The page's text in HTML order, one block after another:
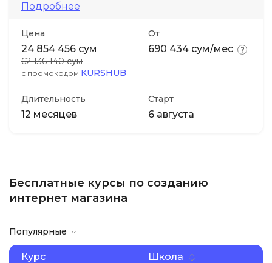
Подробнее
Цена
24 854 456 сум
62 136 140 сум
с промокодом KURSHUB
От
690 434 сум/мес
Длительность
12 месяцев
Старт
6 августа
Бесплатные курсы по созданию
интернет магазина
Популярные
Курс Школа